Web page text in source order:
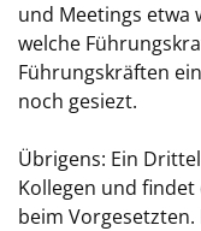
und Meetings etwa
welche
Führungskräften
noch gesiezt.
Übrigens: Ein
Kollegen und findet
beim